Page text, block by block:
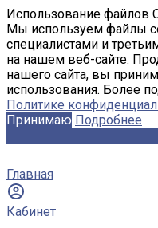
Использование файлов
Мы используем файлы
специалистами и
на нашем веб-сайте.
нашего сайта, вы
использования. Более
Политике
Принимаю Подробнее
Главная
Кабинет